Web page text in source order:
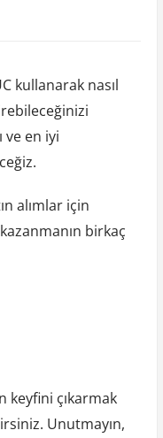
kullanarak nasıl
ve en iyi
alımlar için
birkaç
keyfini çıkarmak
Unutmayın,